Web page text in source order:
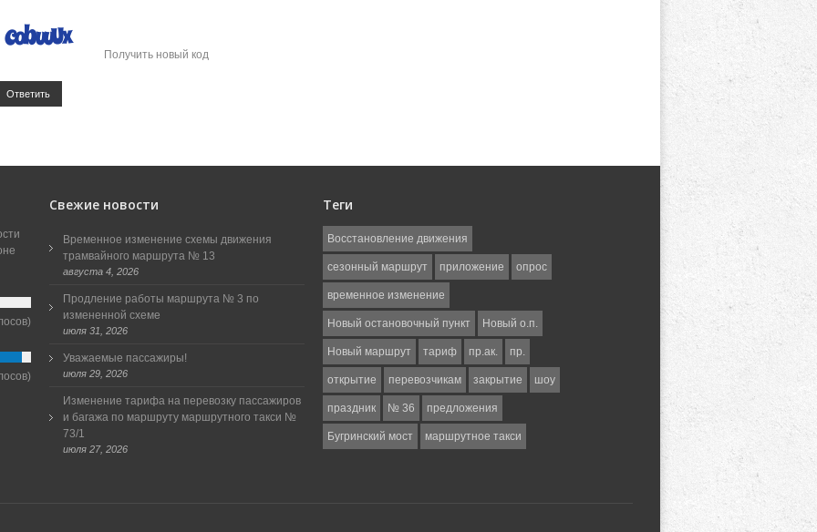
Получить новый код
Ответить
Свежие новости
Временное изменение схемы движения
трамвайного маршрута № 13
августа 4, 2026
Продление работы маршрута № 3 по
измененной схеме
июля 31, 2026
Уважаемые пассажиры!
июля 29, 2026
Изменение тарифа на перевозку пассажиров
и багажа по маршруту маршрутного такси №
73/1
июля 27, 2026
Теги
Восстановление движения
сезонный маршрут приложение опрос
временное изменение
Новый остановочный пункт Новый о.п.
Новый маршрут тариф пр.ак. пр.
открытие перевозчикам закрытие шоу
праздник № 36 предложения
Бугринский мост маршрутное такси